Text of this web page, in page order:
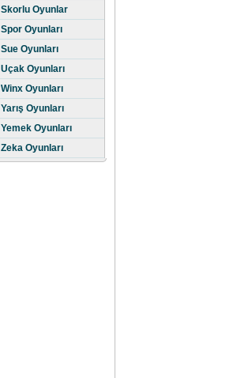
Skorlu Oyunlar
Spor Oyunları
Sue Oyunları
Uçak Oyunları
Winx Oyunları
Yarış Oyunları
Yemek Oyunları
Zeka Oyunları